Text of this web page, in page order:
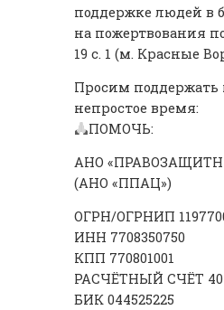
поддержке людей в
на пожертвования
19 с. 1 (м. Красные
Просим поддержать
непростое время:
ПОМОЧЬ:
АНО
(АНО «ППАЦ»)
ОГРН/ОГРНИП
ИНН 7708350750
КПП 770801001
РАСЧЁТНЫЙ CЧЁТ
БИК 044525225